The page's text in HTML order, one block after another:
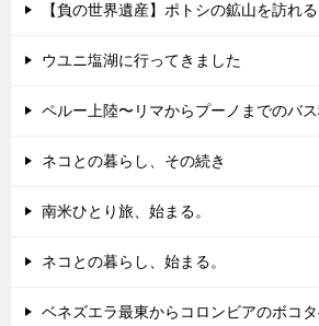
【負の世界遺産】ポトシの鉱山を訪れる
ウユニ塩湖に行ってきました
ペルー上陸〜リマからプーノまでのバ
ネコとの暮らし、その続き
南米ひとり旅、始まる。
ネコとの暮らし、始まる。
ベネズエラ最東からコロンビアのボコ